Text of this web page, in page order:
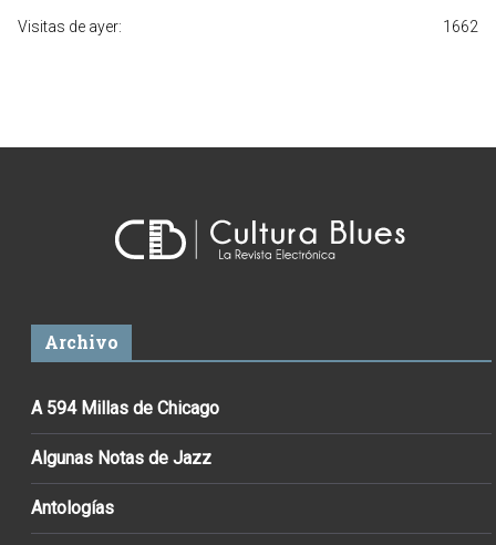
1662
Visitas de ayer:
Archivo
A 594 Millas de Chicago
Algunas Notas de Jazz
Antologías